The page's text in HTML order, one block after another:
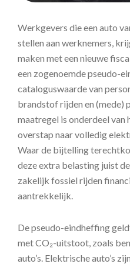
Werkgevers die een auto
stellen aan werknemers,
maken met een nieuwe
een zogenoemde pseudo-
cataloguswaarde van
brandstof rijden en (mede)
maatregel is onderdeel
overstap naar volledig
Waar de bijtelling
deze extra belasting juist
zakelijk fossiel rijden
aantrekkelijk.
De pseudo-eindheffing
met CO₂-uitstoot, zoals
auto’s. Elektrische auto’s